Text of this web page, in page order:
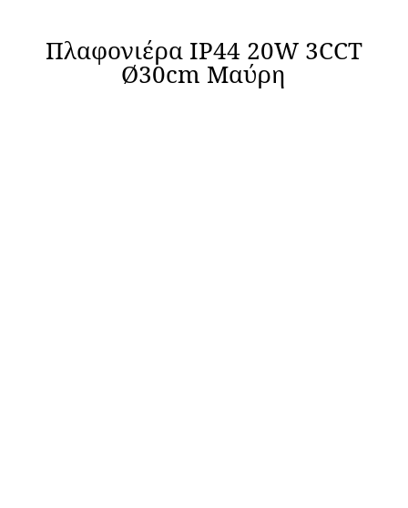
Πλαφονιέρα IP44 20W 3CCT
Ø30cm Μαύρη